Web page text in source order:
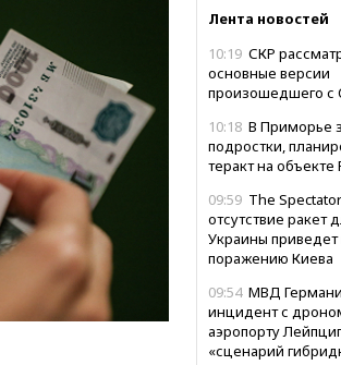
Лента новостей
10:19 СКР
основные версии
произошедшего с
10:18 В Приморье
подростки,
теракт на объекте
09:59 The
отсутствие ракет
Украины приведет
поражению Киева
09:54 МВД
инцидент с
аэропорту
«сценарий